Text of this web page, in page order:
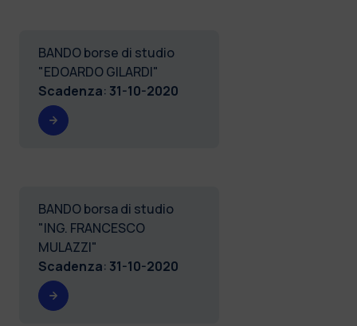
BANDO borse di studio
"EDOARDO GILARDI"
Scadenza: 31-10-2020
BANDO borsa di studio
"ING. FRANCESCO
MULAZZI"
Scadenza: 31-10-2020